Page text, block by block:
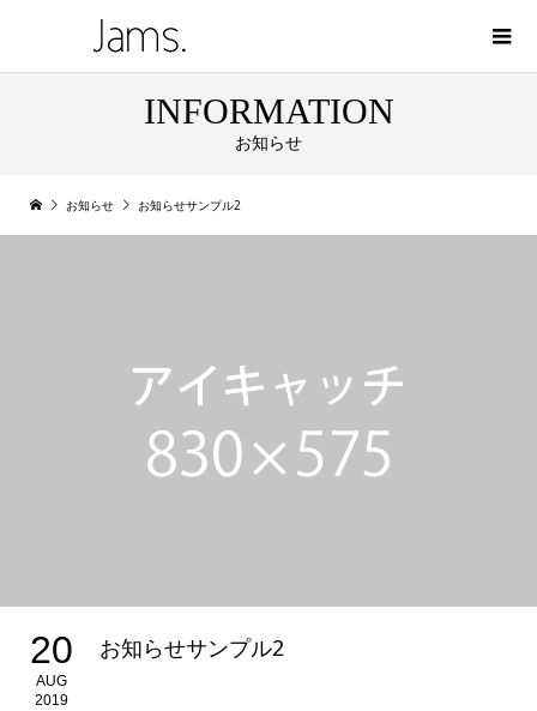
INFORMATION
お知らせ
お知らせ お知らせサンプル2
20
AUG
2019
お知らせサンプル2